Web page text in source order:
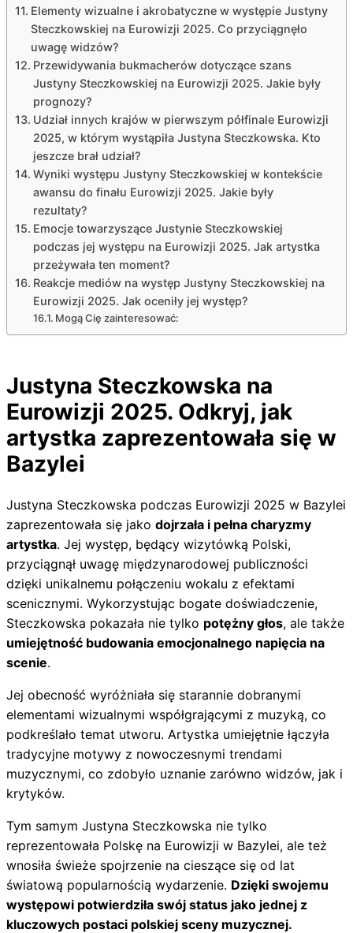
Elementy wizualne i akrobatyczne w występie Justyny
Steczkowskiej na Eurowizji 2025. Co przyciągnęło
uwagę widzów?
Przewidywania bukmacherów dotyczące szans
Justyny Steczkowskiej na Eurowizji 2025. Jakie były
prognozy?
Udział innych krajów w pierwszym półfinale Eurowizji
2025, w którym wystąpiła Justyna Steczkowska. Kto
jeszcze brał udział?
Wyniki występu Justyny Steczkowskiej w kontekście
awansu do finału Eurowizji 2025. Jakie były
rezultaty?
Emocje towarzyszące Justynie Steczkowskiej
podczas jej występu na Eurowizji 2025. Jak artystka
przeżywała ten moment?
Reakcje mediów na występ Justyny Steczkowskiej na
Eurowizji 2025. Jak oceniły jej występ?
Mogą Cię zainteresować:
Justyna Steczkowska na
Eurowizji 2025. Odkryj, jak
artystka zaprezentowała się w
Bazylei
Justyna Steczkowska podczas Eurowizji 2025 w Bazylei
zaprezentowała się jako dojrzała i pełna charyzmy
artystka. Jej występ, będący wizytówką Polski,
przyciągnął uwagę międzynarodowej publiczności
dzięki unikalnemu połączeniu wokalu z efektami
scenicznymi. Wykorzystując bogate doświadczenie,
Steczkowska pokazała nie tylko potężny głos, ale także
umiejętność budowania emocjonalnego napięcia na
scenie.
Jej obecność wyróżniała się starannie dobranymi
elementami wizualnymi współgrającymi z muzyką, co
podkreślało temat utworu. Artystka umiejętnie łączyła
tradycyjne motywy z nowoczesnymi trendami
muzycznymi, co zdobyło uznanie zarówno widzów, jak i
krytyków.
Tym samym Justyna Steczkowska nie tylko
reprezentowała Polskę na Eurowizji w Bazylei, ale też
wnosiła świeże spojrzenie na cieszące się od lat
światową popularnością wydarzenie. Dzięki swojemu
występowi potwierdziła swój status jako jednej z
kluczowych postaci polskiej sceny muzycznej.